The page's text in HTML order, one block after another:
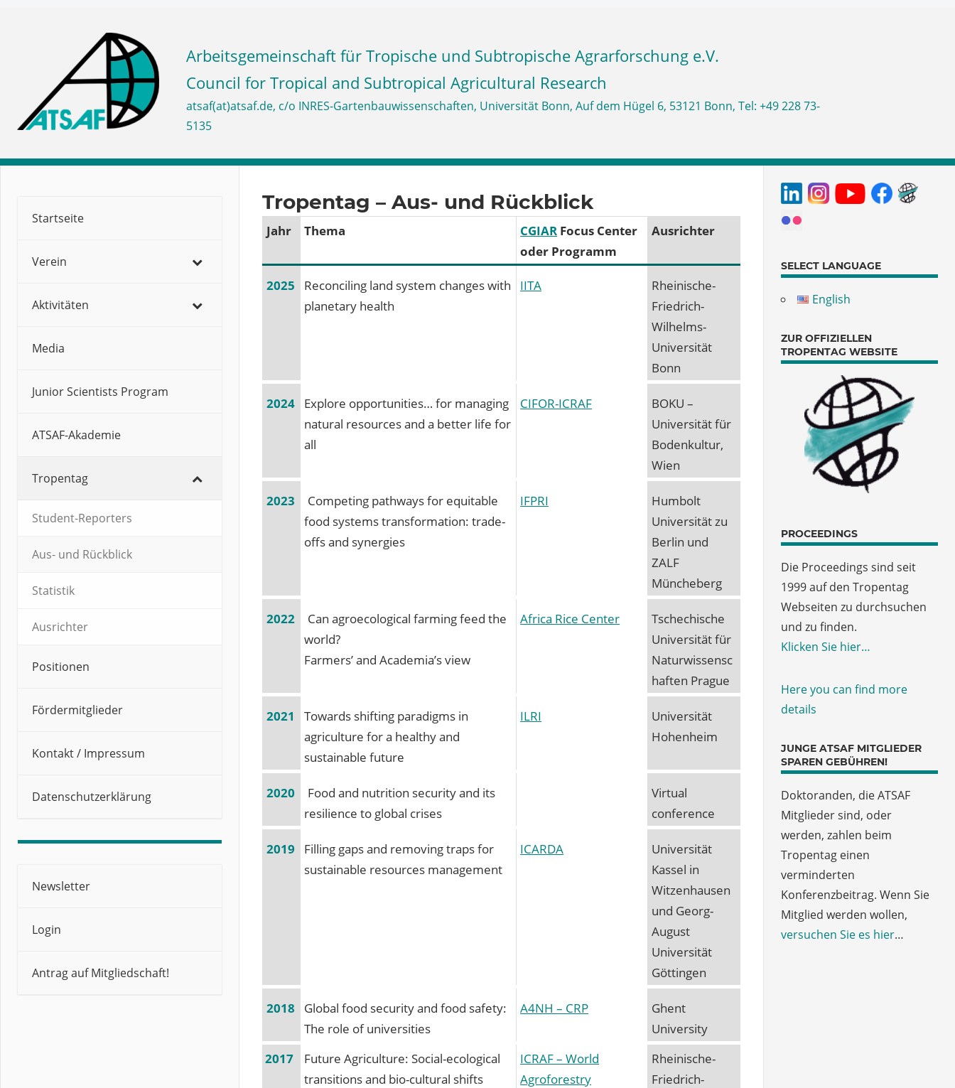
ATSAF
e.V.
Council for Tropical and Subtropical Agricultural Research
Tropentag – Aus- und Rückblick
Jahr Thema CGIAR Focus Center
oder Programm
Ausrichter
2025
Reconciling land system changes with
planetary health
IITA
Rheinische-
Friedrich-
Wilhelms-
Universität
Bonn
2024
Explore opportunities… for managing
natural resources and a better life for
all
CIFOR-ICRAF
BOKU –
Universität für
Bodenkultur,
Wien
2023
Competing pathways for equitable
food systems transformation: trade-
offs and synergies
IFPRI
Humbolt
Universität zu
Berlin und
ZALF
Müncheberg
2022
Can agroecological farming feed the
world?
Farmers’ and Academia’s view
Africa Rice Center
Tschechische
Universität für
Naturwissensc
haften Prague
2021
Towards shifting paradigms in
agriculture for a healthy and
sustainable future
ILRI
Universität
Hohenheim
2020
Food and nutrition security and its
resilience to global crises
Virtual
conference
2019
Filling gaps and removing traps for
sustainable resources management
ICARDA
Universität
Kassel in
Witzenhausen
und Georg-
August
Universität
Göttingen
2018
Global food security and food safety:
The role of universities
A4NH – CRP
Ghent
University
2017
Future Agriculture: Social-ecological
transitions and bio-cultural shifts
ICRAF – World
Agroforestry
Rheinische-
Friedrich-
Startseite
Verein
Aktivitäten
Media
Junior Scientists Program
ATSAF-Akademie
Tropentag
Student-Reporters
Aus- und Rückblick
Statistik
Ausrichter
Positionen
Fördermitglieder
Kontakt / Impressum
Datenschutzerklärung
Newsletter
Login
Antrag auf Mitgliedschaft!
SELECT LANGUAGE
English
ZUR OFFIZIELLEN
TROPENTAG WEBSITE
PROCEEDINGS
Die Proceedings sind seit
1999 auf den Tropentag
Webseiten zu durchsuchen
und zu finden.
Klicken Sie hier…
Here you can find more
details
JUNGE ATSAF MITGLIEDER
SPAREN GEBÜHREN!
Doktoranden, die ATSAF
Mitglieder sind, oder
werden, zahlen beim
Tropentag einen
verminderten
Konferenzbeitrag. Wenn Sie
Mitglied werden wollen,
versuchen Sie es hier…